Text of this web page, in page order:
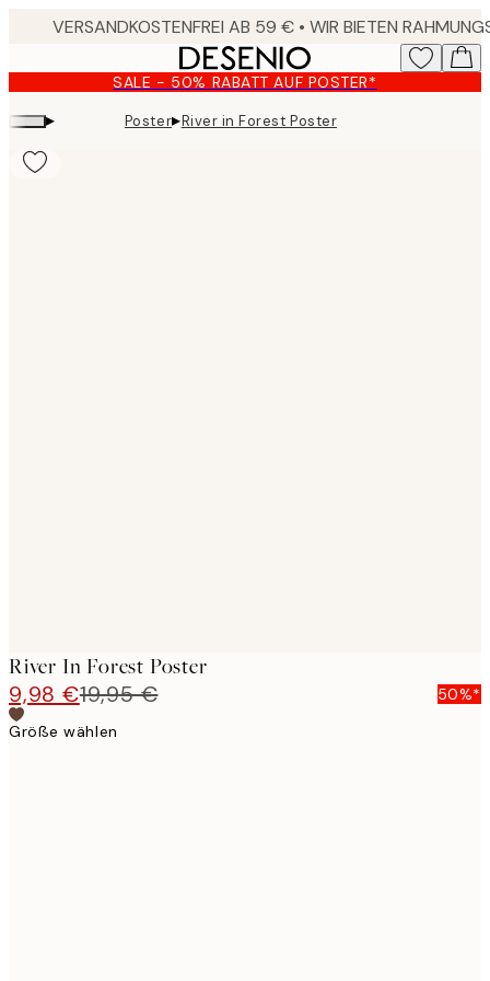
content.
SALE - 50% RABATT AUF POSTER*
▸ Poster▸River in Forest Poster
River In Forest Poster
9,98 €19,95 €
50%*
Größe wählen